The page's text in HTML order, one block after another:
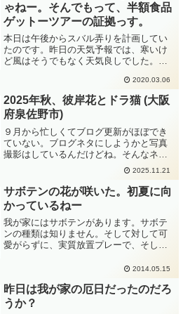
ゃねー。そんでもって、半額食品
ゲットーツアーの証拠っす。
本日は午後からスバル弄りを計画してい
たのです。昨日の天気予報では、寒いけ
ど風はそうでもなく天気良しでした。そ
ーって....その時間を作るために、昨晩は
遅くまで内作仕事をしていました。午前3
時ぐらいまでがん...
2020.03.06
2025年秋、彼岸花とドラ猫 (大阪
府泉佐野市)
９月から忙しくてブログ更新がほぼでき
ていない。ブログネタにしようかと写真
撮影はしているんだけどね。そんなネタ
から、今年の秋も彼岸花が咲いたよとい
うのを書いておく。だって、毎年、彼岸
花ネタ書いているんだもの。2025年秋バ
ージョンってことです。写真撮影したの
は、2025年10月02日です。天候は曇天で
した。今年は猛暑だったからなのか彼岸
花が少ないのよ。そして一斉に揃って咲
かない。だってまだつぼみの個体も多数
2025.11.21
サボテンの花が咲いた。初夏に向
かっているねー
我が家にはサボテンがあります。サボテ
ンの種類は知りません。そして対して可
愛がらずに、実質放置プレーで、そして
来た知人が、時々発見して、「こんなと
こにサポテンある。」と反応するのだけ
ど、その次に出る言葉が「...
2014.05.15
昨日は我が家の厄日だったのだろ
うか？